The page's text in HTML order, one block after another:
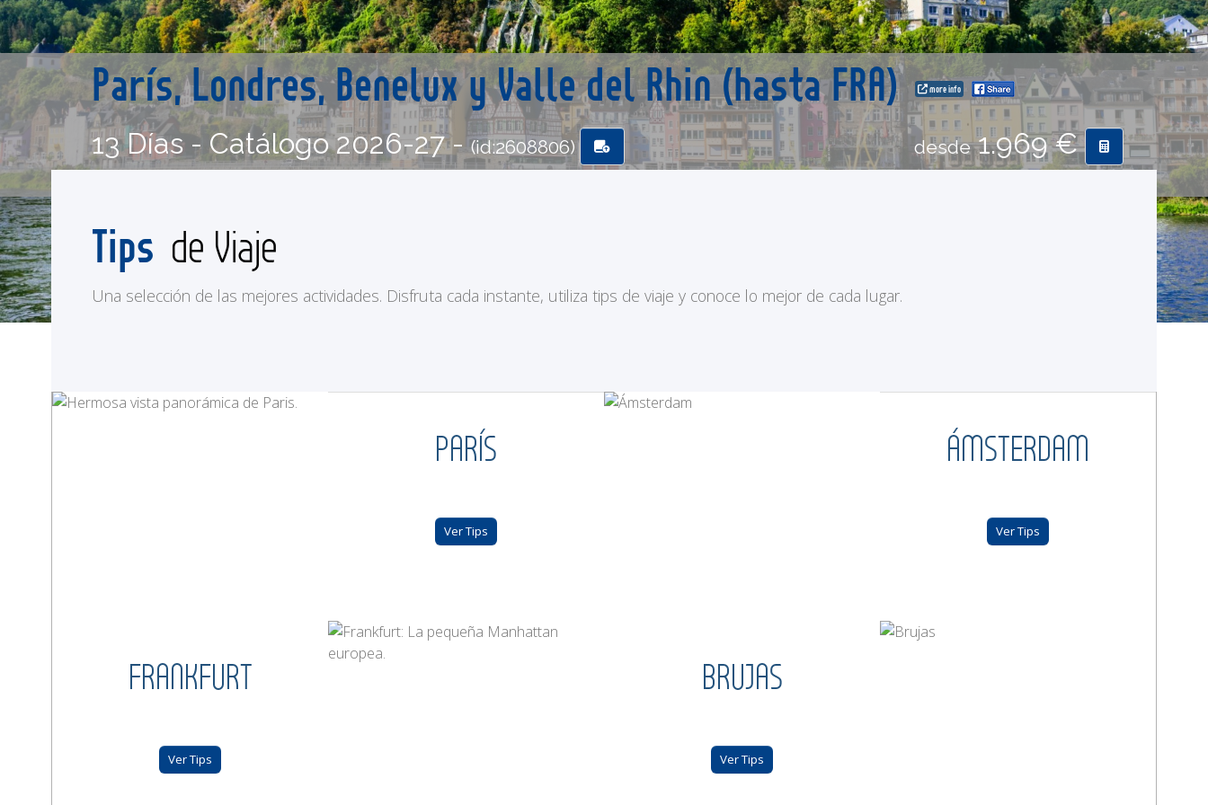
París, Londres, Benelux y Valle del Rhin (hasta FRA) more info
13 Días - Catálogo 2026-27 -(id:2608806) desde1.969 €
Tips de Viaje
Una selección de las mejores actividades. Disfruta cada instante, utiliza tips de viaje y conoce lo mejor de cada lugar.
PARÍS
Ver Tips
ÁMSTERDAM
Ver Tips
FRANKFURT
Ver Tips
BRUJAS
Ver Tips